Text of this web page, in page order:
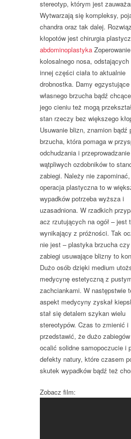
stereotyp, którym jest
Wytwarzają się kompleksy,
chandra oraz tak dalej.
kłopotów jest chirurgia
abdominoplastyka Zoperowanie
kolosalnego nosa,
innej części ciała to aktualnie
drobnostka. Damy
własnego brzucha bądź
jego cieniu też mogą
stan rzeczy bez większego
Usuwanie blizn, znamion bądź
brzucha, która pomaga w
odchudzania i
wątpliwych ozdobników to
zabiegi. Należy nie
operacja plastyczna to w
wypadków potrzeba wyższa i
uzasadniona. W rzadkich
acz rzutujących na ogół – jest
wynikający z próżności. Tak
nie jest – plastyka brzucha
zabiegi usuwające blizny to
Dużo osób dzięki medium
medycynę estetyczną z
zachciankami. W następstwie
aspekt medycyny zyskał
stał się detalem szykan wielu
stereotypów. Czas to zmienić i
przedstawić, że dużo
ocalić solidne samopoczucie i
defekty natury, które czasem
skutek wypadków bądź też
Zobacz film: